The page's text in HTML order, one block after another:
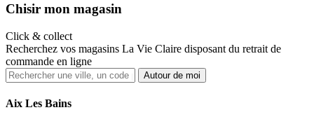
Chisir mon magasin
Click & collect
Recherchez vos magasins La Vie Claire disposant du retrait de
commande en ligne
Autour de moi
Aix Les Bains